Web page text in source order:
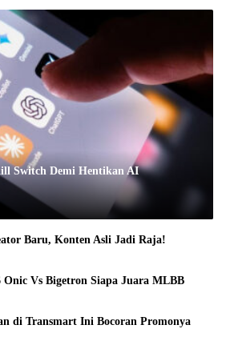
Switch Demi Hentikan AI
Baru, Konten Asli Jadi Raja!
Vs Bigetron Siapa Juara MLBB
di Transmart Ini Bocoran Promonya